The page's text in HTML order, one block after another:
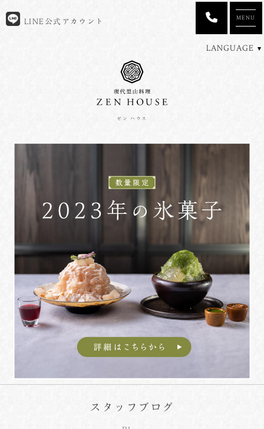
ゼン ハウス
LINE公式アカウント
LANGUAGE
MENU
スタッフブログ